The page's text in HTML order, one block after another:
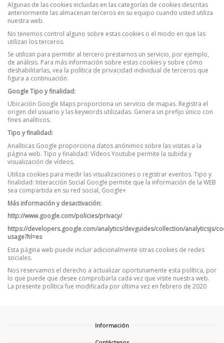
Algunas de las cookies incluidas en las categorías de cookies descritas
anteriormente las almacenan terceros en su equipo cuando usted utiliza
nuestra web.
No tenemos control alguno sobre estas cookies o el modo en que las
utilizan los terceros.
Se utilizan para permitir al tercero prestarnos un servicio, por ejemplo,
de análisis. Para más información sobre estas cookies y sobre cómo
deshabilitarlas, vea la política de privacidad individual de terceros que
figura a continuación:
Google Tipo y finalidad:
Ubicación Google Maps proporciona un servicio de mapas. Registra el
origen del usuario y las keywords utilizadas. Genera un prefijo único con
fines analíticos.
Tipo y finalidad:
Analíticas Google proporciona datos anónimos sobre las visitas a la
página web. Tipo y finalidad: Vídeos Youtube permite la subida y
visualización de vídeos.
Utiliza cookies para medir las visualizaciones o registrar eventos. Tipo y
finalidad: Interacción Social Google permite que la información de la WEB
sea compartida en su red social, Google+
Más información y desactivación:
http://www.google.com/policies/privacy/
https://developers.google.com/analytics/devguides/collection/analyticsjs/
usage?hl=es
Esta página web puede incluir adicionalmente otras cookies de redes
sociales.
Nos reservamos el derecho a actualizar oportunamente esta política, por
lo que puede que desee comprobarla cada vez que visite nuestra web.
La presente política fue modificada por última vez en febrero de 2020
Información